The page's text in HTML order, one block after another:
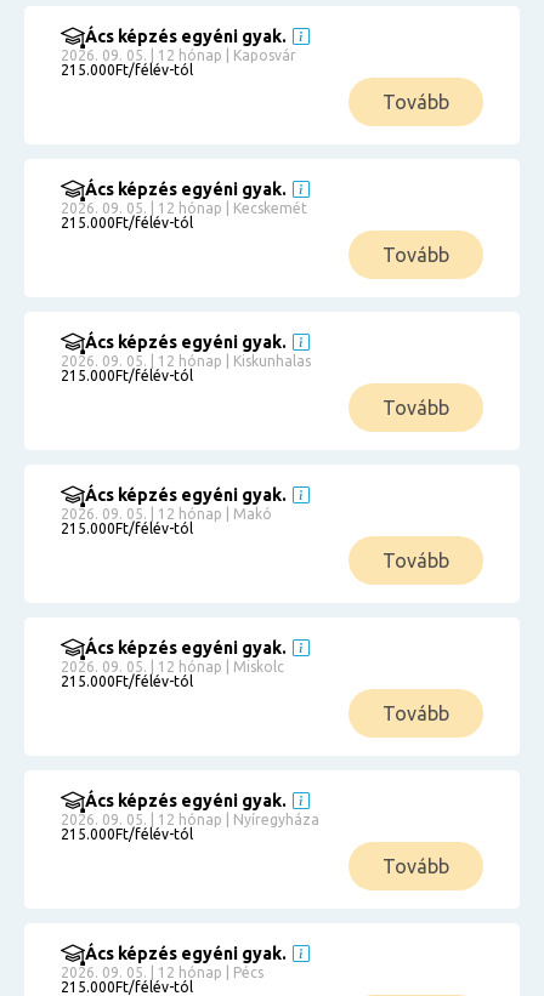
Ács képzés egyéni gyak.
2026. 09. 05. | 12 hónap | Kaposvár
215.000Ft/félév-tól
Tovább
Ács képzés egyéni gyak.
2026. 09. 05. | 12 hónap | Kecskemét
215.000Ft/félév-tól
Tovább
Ács képzés egyéni gyak.
2026. 09. 05. | 12 hónap | Kiskunhalas
215.000Ft/félév-tól
Tovább
Ács képzés egyéni gyak.
2026. 09. 05. | 12 hónap | Makó
215.000Ft/félév-tól
Tovább
Ács képzés egyéni gyak.
2026. 09. 05. | 12 hónap | Miskolc
215.000Ft/félév-tól
Tovább
Ács képzés egyéni gyak.
2026. 09. 05. | 12 hónap | Nyíregyháza
215.000Ft/félév-tól
Tovább
Ács képzés egyéni gyak.
2026. 09. 05. | 12 hónap | Pécs
215.000Ft/félév-tól